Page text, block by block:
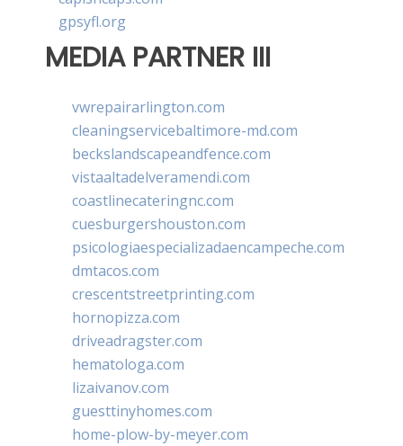
gpsyfl.org
MEDIA PARTNER III
vwrepairarlington.com
cleaningservicebaltimore-md.com
beckslandscapeandfence.com
vistaaltadelveramendi.com
coastlinecateringnc.com
cuesburgershouston.com
psicologiaespecializadaencampeche.com
dmtacos.com
crescentstreetprinting.com
hornopizza.com
driveadragster.com
hematologa.com
lizaivanov.com
guesttinyhomes.com
home-plow-by-meyer.com